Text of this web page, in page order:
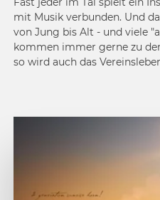
mit Musik verbunden. Und
von Jung bis Alt - und viele
kommen immer gerne zu
so wird auch das